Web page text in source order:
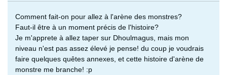
Comment fait-on pour allez à l'arène des monstres?
Faut-il être à un moment précis de l'histoire?
Je m'apprete à allez taper sur Dhoulmagus, mais mon
niveau n'est pas assez élevé je pense! du coup je voudrais
faire quelques quêtes annexes, et cette histoire d'arène de
monstre me branche! :p